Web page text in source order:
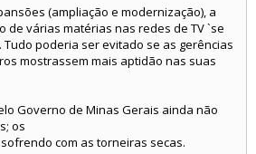
(ampliação e modernização), a
de várias matérias nas redes de TV `se
poderia ser evitado se as gerências
mostrassem mais aptidão nas suas
Governo de Minas Gerais ainda não
os
com as torneiras secas.